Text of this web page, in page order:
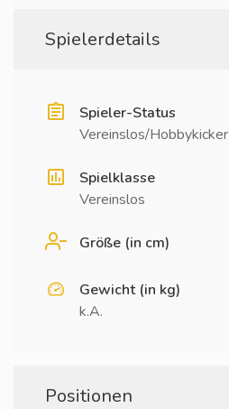
Spielerdetails
Spieler-Status
Vereinslos/Hobbykicker
Spielklasse
Vereinslos
Größe (in cm)
Gewicht (in kg)
k.A.
Positionen